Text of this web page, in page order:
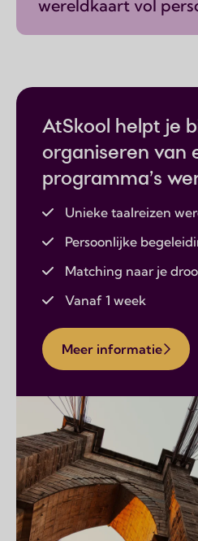
wereldkaart vol
AtSkool helpt je
organiseren van
programma's
Unieke taalreizen
Persoonlijke
Matching naar je
Vanaf 1 week
Meer informatie